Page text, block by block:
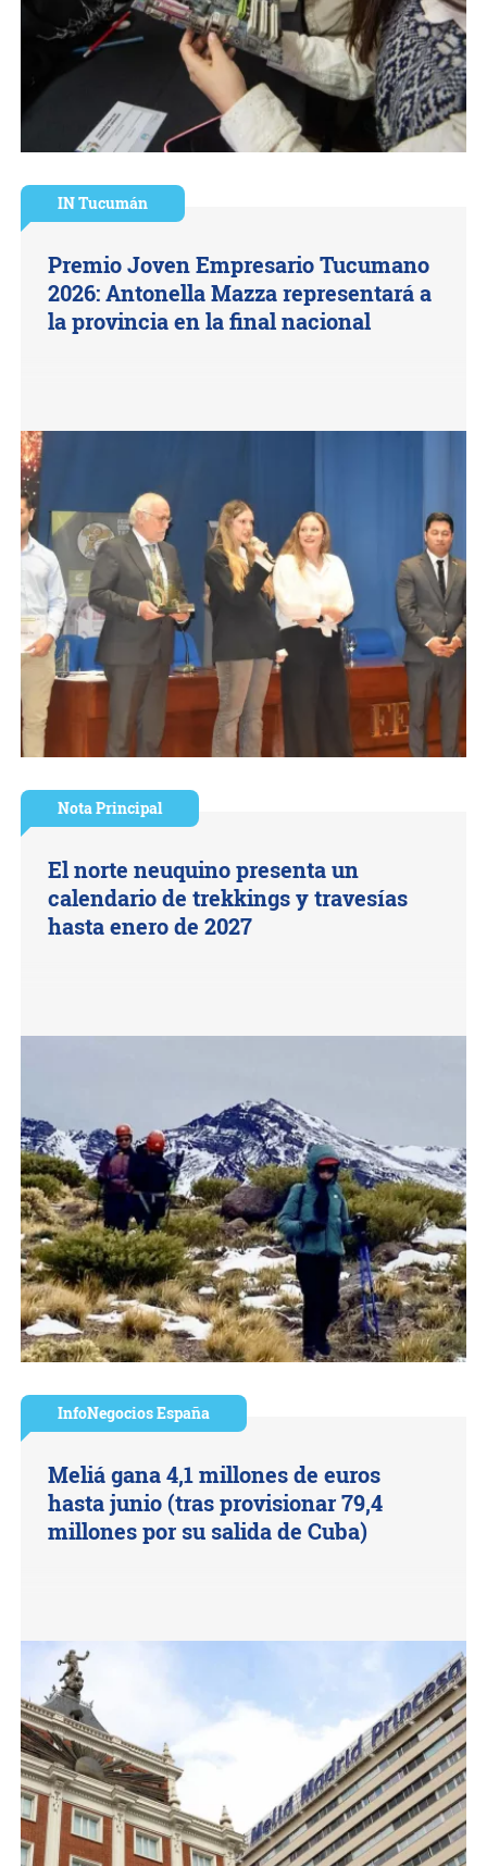
IN Tucumán
Premio Joven Empresario Tucumano
2026: Antonella Mazza representará a
la provincia en la final nacional
Nota Principal
El norte neuquino presenta un
calendario de trekkings y travesías
hasta enero de 2027
InfoNegocios España
Meliá gana 4,1 millones de euros
hasta junio (tras provisionar 79,4
millones por su salida de Cuba)